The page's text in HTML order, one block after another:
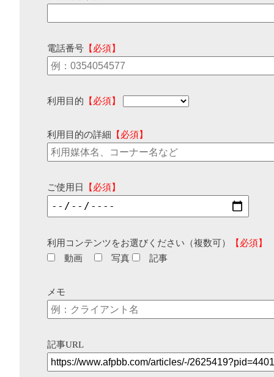
電話番号 【必須】
利用目的 【必須】
利用目的の詳細 【必須】
ご使用日 【必須】
利用コンテンツをお選びください（複数可）
【必須】
動画
写真 記事
メモ
記事URL